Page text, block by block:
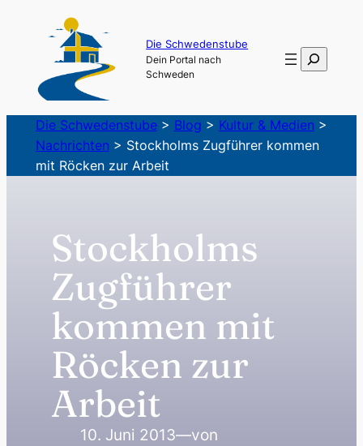
springen
Die Schwedenstube
Dein Portal nach
Schweden
Suchen
Die Schwedenstube> Blog > Kultur & Medien >
Nachrichten > Stockholms Zugführer kommen
mit Röcken zur Arbeit
Stockholms
Zugführer
kommen mit
Röcken zur
Arbeit
10. Juni 2013—von